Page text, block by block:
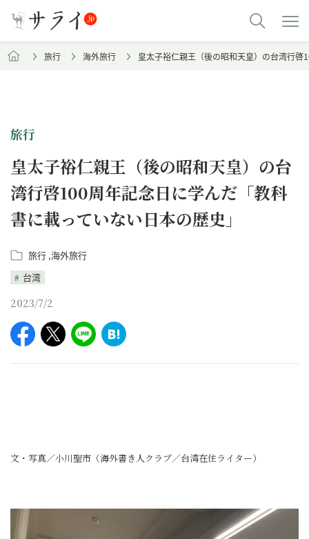
旅行 海外旅行 皇太子裕仁親王（後の昭和天皇）の台湾行
旅行
皇太子裕仁親王（後の昭和天皇）の台
湾行啓100周年記念日に学んだ「教科
書に載っていない日本の歴史」
旅行 海外旅行
台湾
2023/7/2
文・写真／小川聖市（海外書き人クラブ／台湾在住ライター）